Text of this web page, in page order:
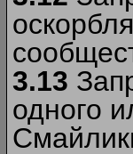
3.13
одного